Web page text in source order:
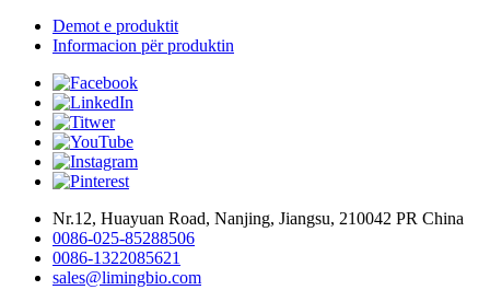
Demot e produktit
Informacion për produktin
Nr.12, Huayuan Road, Nanjing, Jiangsu, 210042 PR China
0086-025-85288506
0086-1322085621
sales@limingbio.com